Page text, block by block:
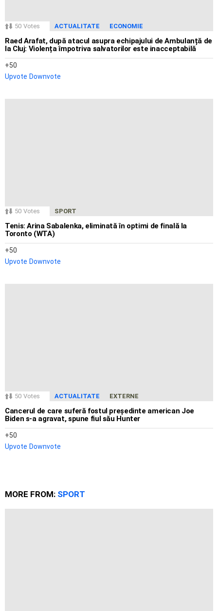
50 Votes ACTUALITATE ECONOMIE
Raed Arafat, după atacul asupra echipajului de Ambulanță de
la Cluj: Violența împotriva salvatorilor este inacceptabilă
50
Upvote Downvote
50 Votes SPORT
Tenis: Arina Sabalenka, eliminată în optimi de finală la
Toronto (WTA)
50
Upvote Downvote
50 Votes ACTUALITATE EXTERNE
Cancerul de care suferă fostul președinte american Joe
Biden s-a agravat, spune fiul său Hunter
50
Upvote Downvote
MORE FROM: SPORT